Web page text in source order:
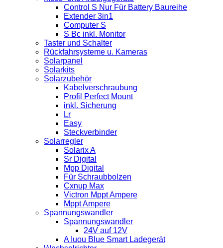
Control S Nur Für Battery Baureihe
Extender 3in1
Computer S
S Bc inkl. Monitor
Taster und Schalter
Rückfahrsysteme u. Kameras
Solarpanel
Solarkits
Solarzubehör
Kabelverschraubung
Profil Perfect Mount
inkl. Sicherung
Lr
Easy
Steckverbinder
Solarregler
Solarix A
Sr Digital
Mpp Digital
Für Schraubbolzen
Cxnup Max
Victron Mppt Ampere
Mppt Ampere
Spannungswandler
Spannungswandler
24V auf 12V
A Iuou Blue Smart Ladegerät